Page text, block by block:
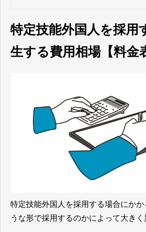
特定技能外国人を採用
生する費用相場【料金
特定技能外国人を採用する場合にかか
うな形で採用するのかによって大きく